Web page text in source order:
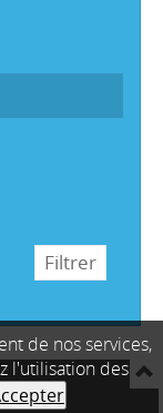
de nos services,
l'utilisation des